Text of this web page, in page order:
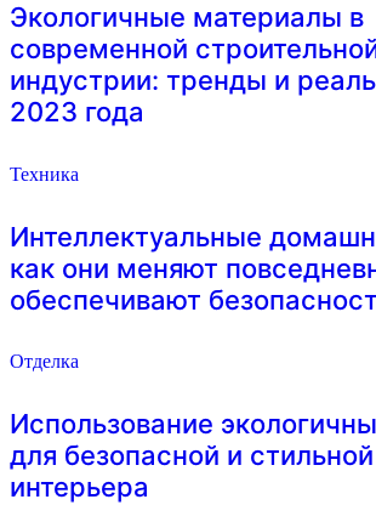
Экологичные материалы в
современной
индустрии: тренды и
2023 года
Техника
Интеллектуальные
как они меняют
обеспечивают
Отделка
Использование
для безопасной и
интерьера